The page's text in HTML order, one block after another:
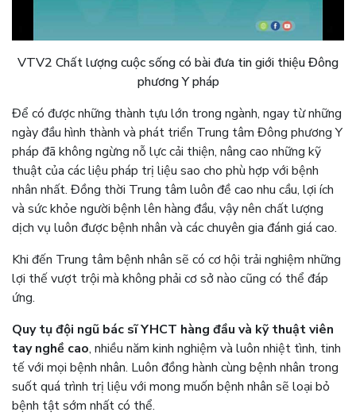
VTV2 Chất lượng cuộc sống có bài đưa tin giới thiệu Đông
phương Y pháp
Để có được những thành tựu lớn trong ngành, ngay từ những
ngày đầu hình thành và phát triển Trung tâm Đông phương Y
pháp đã không ngừng nỗ lực cải thiện, nâng cao những kỹ
thuật của các liệu pháp trị liệu sao cho phù hợp với bệnh
nhân nhất. Đồng thời Trung tâm luôn đề cao nhu cầu, lợi ích
và sức khỏe người bệnh lên hàng đầu, vậy nên chất lượng
dịch vụ luôn được bệnh nhân và các chuyên gia đánh giá cao.
Khi đến Trung tâm bệnh nhân sẽ có cơ hội trải nghiệm những
lợi thế vượt trội mà không phải cơ sở nào cũng có thể đáp
ứng.
Quy tụ đội ngũ bác sĩ YHCT hàng đầu và kỹ thuật viên
tay nghề cao, nhiều năm kinh nghiệm và luôn nhiệt tình, tinh
tế với mọi bệnh nhân. Luôn đồng hành cùng bệnh nhân trong
suốt quá trình trị liệu với mong muốn bệnh nhân sẽ loại bỏ
bệnh tật sớm nhất có thể.